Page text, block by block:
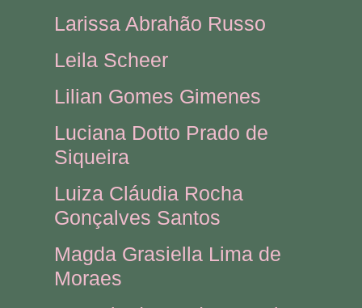
Larissa Abrahão Russo
Leila Scheer
Lilian Gomes Gimenes
Luciana Dotto Prado de
Siqueira
Luiza Cláudia Rocha
Gonçalves Santos
Magda Grasiella Lima de
Moraes